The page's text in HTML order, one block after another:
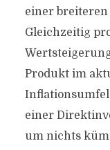
einer
Gleichzeitig
Produkt im
einer
um nichts